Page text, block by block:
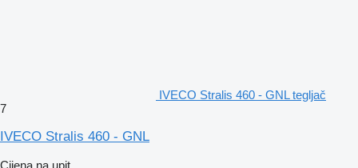
IVECO Stralis 460 - GNL tegljač
7
IVECO Stralis 460 - GNL
Cijena na upit